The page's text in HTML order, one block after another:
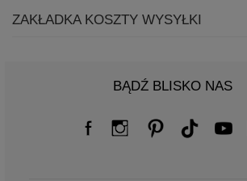
ZAKŁADKA KOSZTY WYSYŁKI
BĄDŹ BLISKO NAS